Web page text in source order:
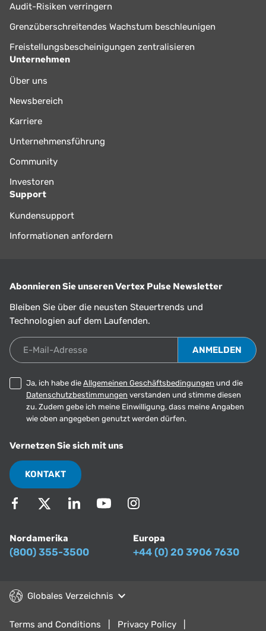
Audit-Risiken verringern
Grenzüberschreitendes Wachstum beschleunigen
Freistellungsbescheinigungen zentralisieren
Unternehmen
Über uns
Newsbereich
Karriere
Unternehmensführung
Community
Investoren
Support
Kundensupport
Informationen anfordern
Abonnieren Sie unseren Vertex Pulse Newsletter
Bleiben Sie über die neusten Steuertrends und
Technologien auf dem Laufenden.
E-Mail-Adresse
Ja, ich habe die Allgemeinen Geschäftsbedingungen und die
Datenschutzbestimmungen verstanden und stimme diesen
zu. Zudem gebe ich meine Einwilligung, dass meine Angaben
wie oben angegeben genutzt werden dürfen.
Vernetzen Sie sich mit uns
KONTAKT
Nordamerika
(800) 355-3500
Europa
+44 (0) 20 3906 7630
Globales Verzeichnis
Terms and Conditions Privacy Policy